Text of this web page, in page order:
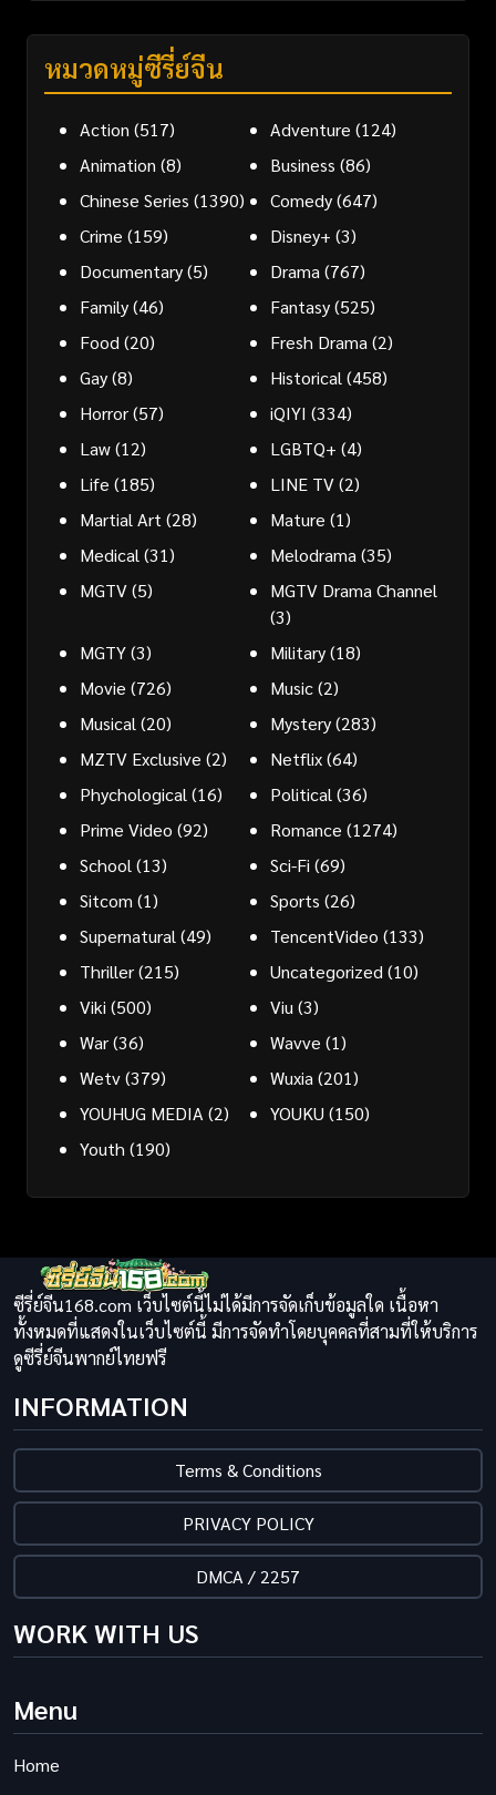
หมวดหมู่ซีรี่ย์จีน
Action (517) Adventure (124)
Animation (8) Business (86)
Chinese Series (1390) Comedy(647)
Crime (159) Disney+ (3)
Documentary(5) Drama(767)
Family(46) Fantasy(525)
Food(20) Fresh Drama(2)
Gay(8) Historical(458)
Horror(57) iQIYI (334)
Law(12) LGBTQ+ (4)
Life (185) LINE TV(2)
Martial Art(28) Mature (1)
Medical(31) Melodrama(35)
MGTV(5)
MGTV Drama Channel
(3)
MGTY(3) Military(18)
Movie (726) Music(2)
Musical(20) Mystery(283)
MZTV Exclusive (2) Netflix(64)
Phychological(16) Political(36)
Prime Video (92) Romance (1274)
School(13) Sci-Fi (69)
Sitcom (1) Sports (26)
Supernatural(49) TencentVideo (133)
Thriller(215) Uncategorized(10)
Viki (500) Viu(3)
War(36) Wavve (1)
Wetv(379) Wuxia(201)
YOUHUG MEDIA(2) YOUKU (150)
Youth (190)
ซีรี่ย์จีน168.com เว็บไซต์นี้ไม่ได้มีการจัดเก็บข้อมูลใด เนื้อหา
ทั้งหมดที่แสดงในเว็บไซต์นี้ มีการจัดทำโดยบุคคลที่สามที่ให้บริการ
ดูซีรี่ย์จีนพากย์ไทยฟรี
INFORMATION
Terms & Conditions
PRIVACY POLICY
DMCA / 2257
WORK WITH US
Menu
Home